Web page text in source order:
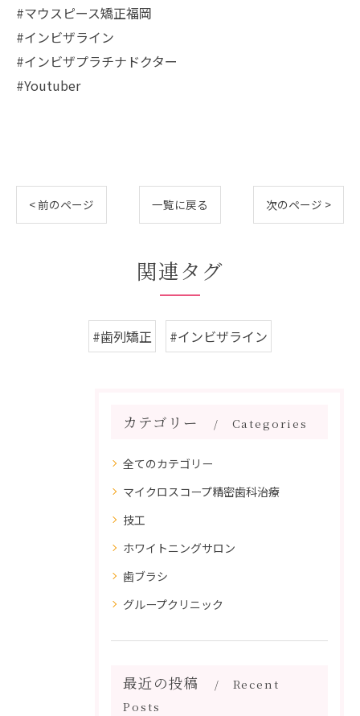
#マウスピース矯正福岡
#インビザライン
#インビザプラチナドクター
#Youtuber
< 前のページ 一覧に戻る 次のページ >
関連タグ
#歯列矯正 #インビザライン
カテゴリー Categories
全てのカテゴリー
マイクロスコープ精密歯科治療
技工
ホワイトニングサロン
歯ブラシ
グループクリニック
最近の投稿
Recent
Posts